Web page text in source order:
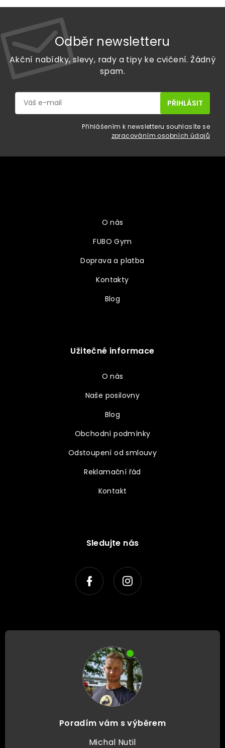
Odběr newsletteru
Akční nabídky, slevy, rady a tipy ke cvičení. Žádný
spam.
Přihlášením k newsletteru souhlasíte se
zpracováním osobních údajů
O nás
FUBO Gym
Doprava a platba
Kontakty
Blog
Užitečné informace
O nás
Naše posilovny
Blog
Obchodní podmínky
Odstoupení od smlouvy
Reklamační řád
Kontakt
Sledujte nás
Poradím vám s výběrem
Michal Nutil